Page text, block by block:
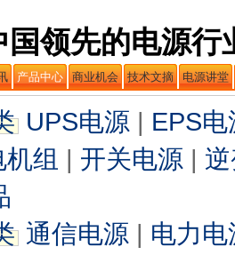
国领先的电源行
产品中心 商业机会 技术文摘 电源讲堂
UPS电源 | EPS电
组 | 开关电源 |
通信电源 | 电力电